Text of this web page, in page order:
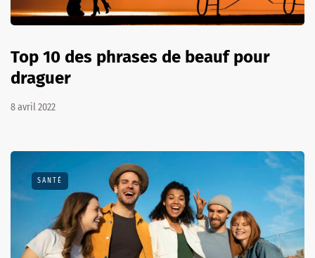
Top 10 des phrases de beauf pour
draguer
8 avril 2022
SANTÉ